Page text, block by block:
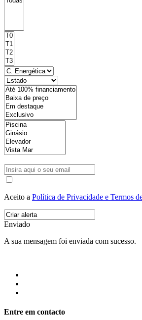
Aceito a Política de Privacidade e Termos
Enviado
A sua mensagem foi enviada com sucesso.
Entre em contacto